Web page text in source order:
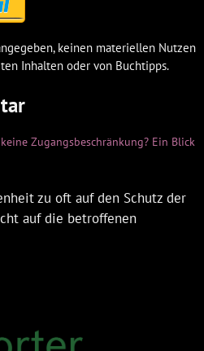
keinen materiellen Nutzen
Inhalten oder von Buchtipps.
Zugangsbeschränkung? Ein Blick
zu oft auf den Schutz der
auf die betroffenen